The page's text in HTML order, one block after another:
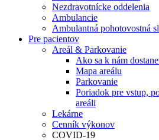
Nezdravotnícke oddelenia
Ambulancie
Ambulantná pohotovostná
Pre pacientov
Areál & Parkovanie
Ako sa k nám
Mapa areálu
Parkovanie
Poriadok pre vstup,
areáli
Lekárne
Cenník výkonov
COVID-19